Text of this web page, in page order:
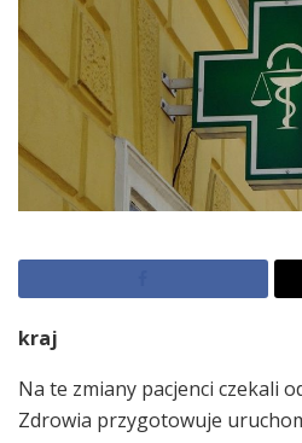
kraj
Na te zmiany pacjenci czekali
Zdrowia przygotowuje